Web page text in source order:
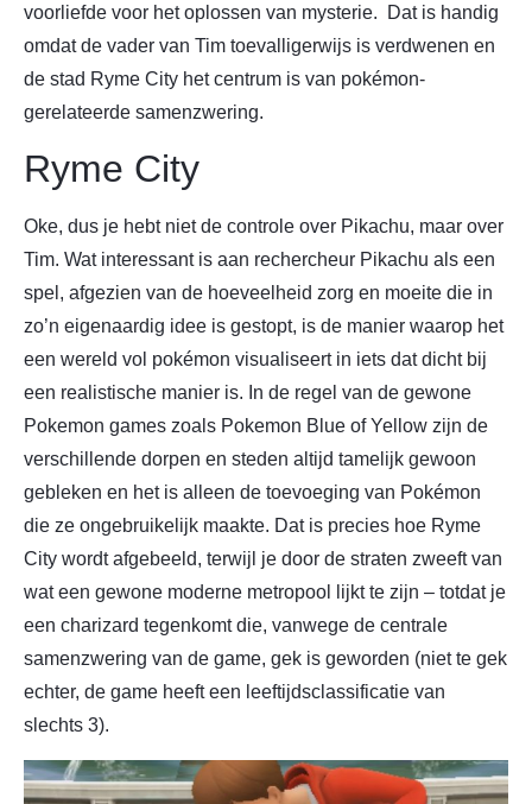
voorliefde voor het oplossen van mysterie. Dat is handig
omdat de vader van Tim toevalligerwijs is verdwenen en
de stad Ryme City het centrum is van pokémon-
gerelateerde samenzwering.
Ryme City
Oke, dus je hebt niet de controle over Pikachu, maar over
Tim. Wat interessant is aan rechercheur Pikachu als een
spel, afgezien van de hoeveelheid zorg en moeite die in
zo’n eigenaardig idee is gestopt, is de manier waarop het
een wereld vol pokémon visualiseert in iets dat dicht bij
een realistische manier is. In de regel van de gewone
Pokemon games zoals Pokemon Blue of Yellow zijn de
verschillende dorpen en steden altijd tamelijk gewoon
gebleken en het is alleen de toevoeging van Pokémon
die ze ongebruikelijk maakte. Dat is precies hoe Ryme
City wordt afgebeeld, terwijl je door de straten zweeft van
wat een gewone moderne metropool lijkt te zijn – totdat je
een charizard tegenkomt die, vanwege de centrale
samenzwering van de game, gek is geworden (niet te gek
echter, de game heeft een leeftijdsclassificatie van
slechts 3).